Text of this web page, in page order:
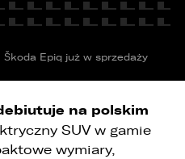
Škoda Epiq już w sprzedaży
na polskim
SUV w gamie
wymiary,